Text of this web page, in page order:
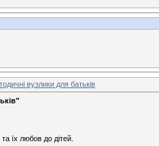
вузлики для батьків
їх любов до дітей.